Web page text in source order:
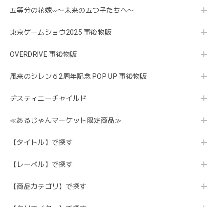
五等分の花嫁∽〜未来の五つ子たちへ〜
東京ゲームショウ2025 事後物販
OVERDRIVE 事後物販
風来のシレン６2周年記念 POP UP 事後物販
デスティニーチャイルド
≪あるじゃんマーケット限定商品≫
【タイトル】で探す
【レーベル】で探す
【商品カテゴリ】で探す